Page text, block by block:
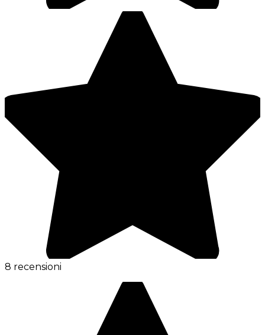
8 recensioni